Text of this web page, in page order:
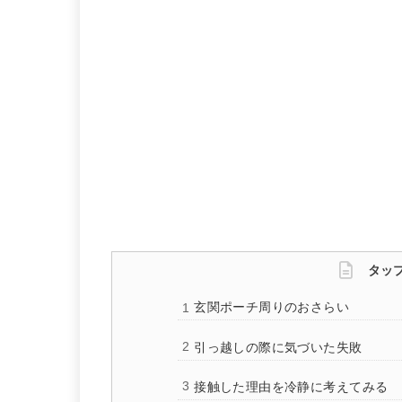
タッ
玄関ポーチ周りのおさらい
引っ越しの際に気づいた失敗
接触した理由を冷静に考えてみる